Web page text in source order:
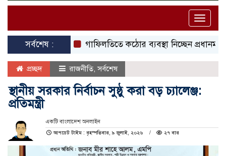
Toggle
সর্বশেষ :
গাফিলতিতে কঠোর ব্যবস্থা নিচ্ছেন প্রধানমন্ত্রী: রিজভী
প্রচ্ছদ রাজনীতি,সর্বশেষ
স্থানীয় সরকার নির্বাচন সুষ্ঠু করা বড় চ্যালেঞ্জ:
প্রতিমন্ত্রী
একটি বাংলাদেশ অনলাইন
আপডেট টাইম : বৃহস্পতিবার, ৯ জুলাই, ২০২৬
২৭ বার